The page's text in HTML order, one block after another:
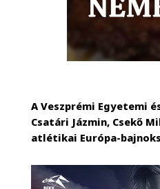
A Veszprémi Egyetemi
Csatári Jázmin, Csekő
atlétikai Európa-